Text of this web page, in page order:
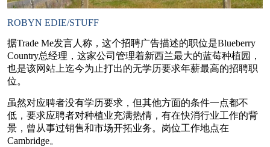
ROBYN EDIE/STUFF
据Trade Me发言人称，这个招聘广告描述的职位是Blueberry
Country总经理，这家公司管理着新西兰最大的蓝莓种植园，
也是该网站上迄今为止打出的无学历要求年薪最高的招聘职
位。
虽然对应聘者没有学历要求，但其他方面的条件一点都不
低，要求应聘者对种植业充满热情，有在快消行业工作的背
景，曾从事过销售和市场开拓业务。岗位工作地点在
Cambridge。